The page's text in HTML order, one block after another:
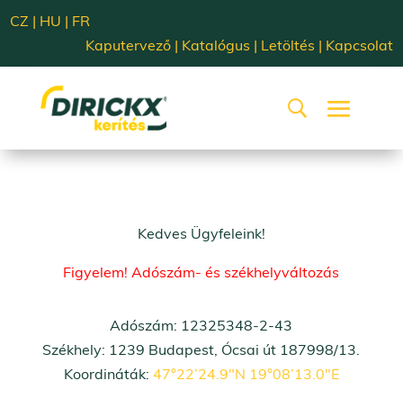
CZ | HU | FR
Kaputervező | Katalógus | Letöltés | Kapcsolat
Kedves Ügyfeleink!
Figyelem! Adószám- és székhelyváltozás
Adószám: 12325348-2-43
Székhely: 1239 Budapest, Ócsai út 187998/13.
Koordináták: 47°22’24.9″N 19°08’13.0″E